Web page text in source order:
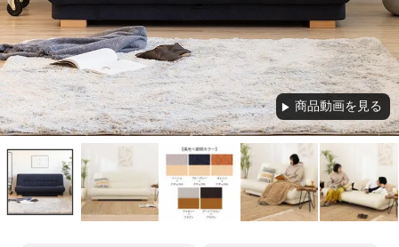
▶ 商品動画を見る